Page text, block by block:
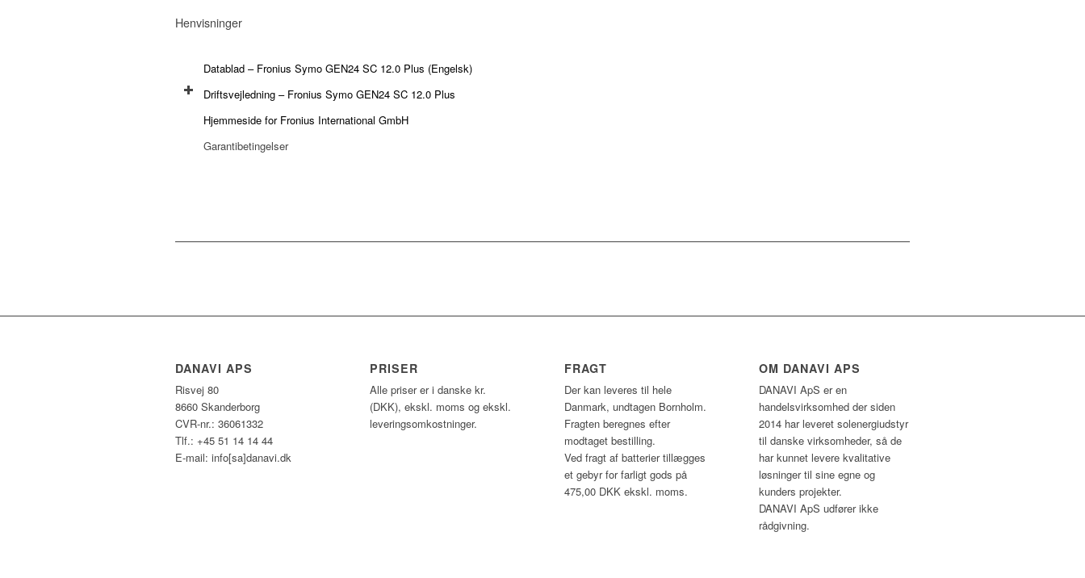
Henvisninger
Datablad – Fronius Symo GEN24 SC 12.0 Plus (Engelsk)
Driftsvejledning – Fronius Symo GEN24 SC 12.0 Plus
Hjemmeside for Fronius International GmbH
Garantibetingelser
DANAVI APS
Risvej 80
8660 Skanderborg
CVR-nr.: 36061332
Tlf.: +45 51 14 14 44
E-mail: info[sa]danavi.dk
PRISER
Alle priser er i danske kr.
(DKK), ekskl. moms og ekskl.
leveringsomkostninger.
FRAGT
Der kan leveres til hele
Danmark, undtagen Bornholm.
Fragten beregnes efter
modtaget bestilling.
Ved fragt af batterier tillægges
et gebyr for farligt gods på
475,00 DKK ekskl. moms.
OM DANAVI APS
DANAVI ApS er en
handelsvirksomhed der siden
2014 har leveret solenergiudstyr
til danske virksomheder, så de
har kunnet levere kvalitative
løsninger til sine egne og
kunders projekter.
DANAVI ApS udfører ikke
rådgivning.